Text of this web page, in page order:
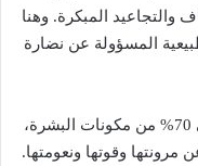
المبكرة. وهنا
المسؤولة عن نضارة
الكولاجين هو بروتين طبيعي يشكل حوالي 70% من مكونات البشرة،
وقوتها ونعومتها.